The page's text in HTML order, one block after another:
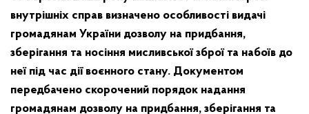
внутрішніх справ визначено особливості видачі
громадянам України дозволу на придбання,
зберігання та носіння мисливської зброї та набоїв до
неї під час дії воєнного стану. Документом
передбачено скорочений порядок надання
громадянам дозволу на придбання, зберігання та